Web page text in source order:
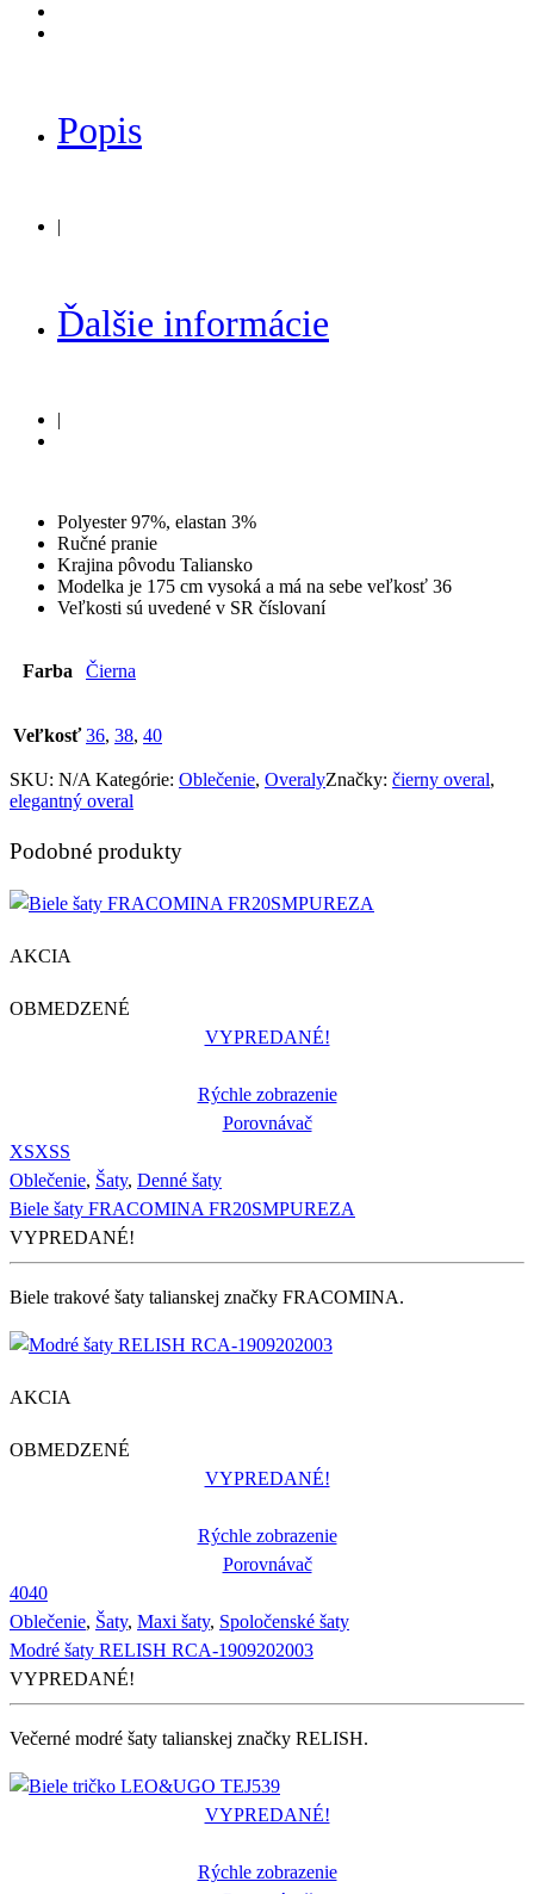
Popis
|
Ďalšie informácie
|
Polyester 97%, elastan 3%
Ručné pranie
Krajina pôvodu Taliansko
Modelka je 175 cm vysoká a má na sebe veľkosť 36
Veľkosti sú uvedené v SR číslovaní
Farba Čierna
Veľkosť 36, 38, 40
SKU: N/A Kategórie: Oblečenie, OveralyZnačky: čierny overal,
elegantný overal
Podobné produkty
AKCIA
OBMEDZENÉ
VYPREDANÉ!
Rýchle zobrazenie
Porovnávač
XSXSS
Oblečenie, Šaty, Denné šaty
Biele šaty FRACOMINA FR20SMPUREZA
VYPREDANÉ!
Biele trakové šaty talianskej značky FRACOMINA.
AKCIA
OBMEDZENÉ
VYPREDANÉ!
Rýchle zobrazenie
Porovnávač
4040
Oblečenie, Šaty, Maxi šaty, Spoločenské šaty
Modré šaty RELISH RCA-1909202003
VYPREDANÉ!
Večerné modré šaty talianskej značky RELISH.
VYPREDANÉ!
Rýchle zobrazenie